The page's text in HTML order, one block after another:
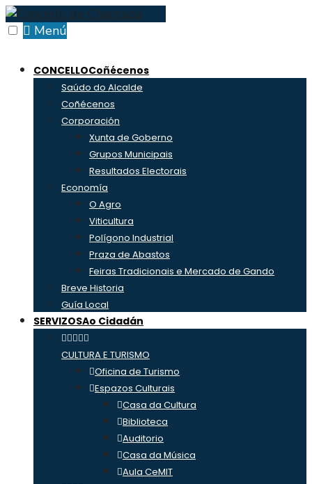
Skip
to
Menú
CONCELLOCoñécenos
Saúdo do Alcalde
Coñécenos
Corporación
Xunta de Goberno
Grupos Municipais
Resultados Electorais
Economía
O Agro
Viticultura
Polígono Industrial
Praza de Abastos
Feiras Tradicionais e Mercado de Gando
Breve Historia
Guía Local
SERVIZOSAo Cidadán
CULTURA E TURISMO
Oficina de Turismo
Espazos Culturais
Casa da Cultura
Biblioteca
Auditorio
Casa da Música
Aula CeMIT